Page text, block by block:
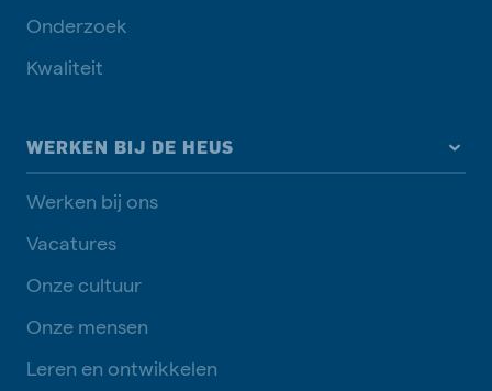
Onderzoek
Kwaliteit
WERKEN BIJ DE HEUS
Werken bij ons
Vacatures
Onze cultuur
Onze mensen
Leren en ontwikkelen